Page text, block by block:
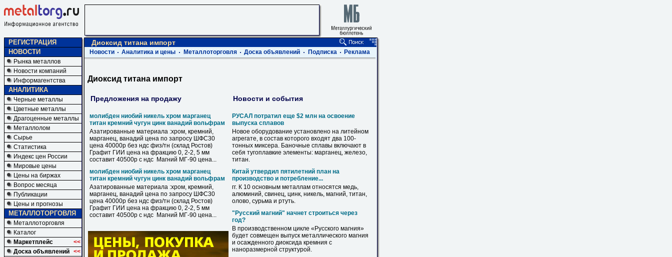
РЕГИСТРАЦИЯ
НОВОСТИ
Рынка металлов
Новости компаний
Информагентства
АНАЛИТИКА
Черные металлы
Цветные металлы
Драгоценные металлы
Металлолом
Сырье
Статистика
Индекс цен России
Мировые цены
Цены на биржах
Вопрос месяца
Публикации
Цены и прогнозы
МЕТАЛЛОТОРГОВЛЯ
Металлоторговля
Каталог
Маркетплейс
<<
Доска объявлений <<
Диоксид титана импорт
Новости Аналитика и цены Металлоторговля Доска объявлений Подписка Реклама
Диоксид титана импорт
Предложения на продажу
молибден ниобий никель хром марганец
титан кремний чугун цинк ванадий вольфрам
Азатированные материала :хром, кремний,
марганец, ванадий цена по запросу ШФС30
цена 40000р без ндс физ/тн (склад Ростов)
Графит ГИИ цена на фракцию 0, 2-2, 5 мм
составит 40500р с ндс Магний МГ-90 цена...
молибден ниобий никель хром марганец
титан кремний чугун цинк ванадий вольфрам
Азатированные материала :хром, кремний,
марганец, ванадий цена по запросу ШФС30
цена 40000р без ндс физ/тн (склад Ростов)
Графит ГИИ цена на фракцию 0, 2-2, 5 мм
составит 40500р с ндс Магний МГ-90 цена...
Новости и события
РУСАЛ потратил еще $2 млн на освоение
выпуска сплавов
Новое оборудование установлено на литейном
агрегате, в состав которого входят два 100-
тонных миксера. Баночные сплавы включают в
себя тугоплавкие элементы: марганец, железо,
титан.
Китай утвердил пятилетний план на
производство и потребление...
гг. К 10 основным металлам относятся медь,
алюминий, свинец, цинк, никель, магний, титан,
олово, сурьма и ртуть.
"Русский магний" начнет строиться через
год?
В производственном цикле «Русского магния»
будет совмещен выпуск металлического магния
и осажденного диоксида кремния с
наноразмерной структурой.